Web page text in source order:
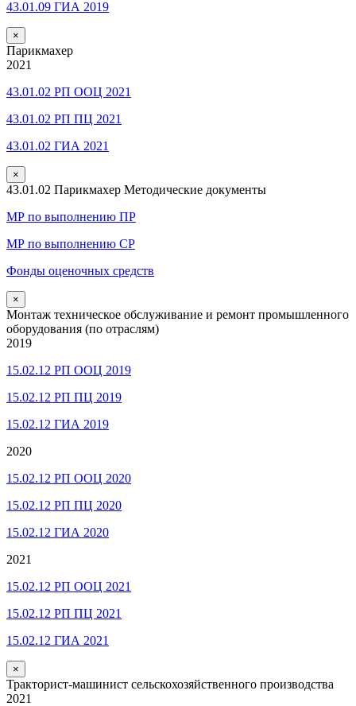
43.01.09 ГИА 2019
×
Парикмахер
2021
43.01.02 РП ООЦ 2021
43.01.02 РП ПЦ 2021
43.01.02 ГИА 2021
×
43.01.02 Парикмахер Методические документы
МР по выполнению ПР
МР по выполнению СР
Фонды оценочных средств
×
Монтаж техническое обслуживание и ремонт промышленного
оборудования (по отраслям)
2019
15.02.12 РП ООЦ 2019
15.02.12 РП ПЦ 2019
15.02.12 ГИА 2019
2020
15.02.12 РП ООЦ 2020
15.02.12 РП ПЦ 2020
15.02.12 ГИА 2020
2021
15.02.12 РП ООЦ 2021
15.02.12 РП ПЦ 2021
15.02.12 ГИА 2021
×
Тракторист-машинист сельскохозяйственного производства
2021